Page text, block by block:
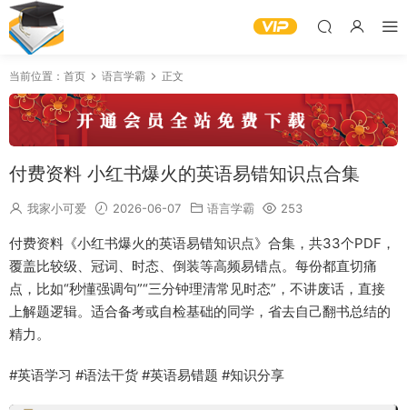
当前位置： 首页 语言学霸 正文
付费资料 小红书爆火的英语易错知识点合集
我家小可爱 2026-06-07 语言学霸 253
付费资料《小红书爆火的英语易错知识点》合集，共33个PDF，
覆盖比较级、冠词、时态、倒装等高频易错点。每份都直切痛
点，比如“秒懂强调句”“三分钟理清常见时态”，不讲废话，直接
上解题逻辑。适合备考或自检基础的同学，省去自己翻书总结的
精力。
#英语学习 #语法干货 #英语易错题 #知识分享